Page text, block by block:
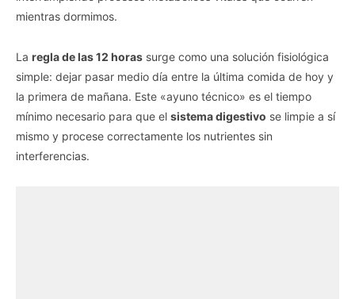
mientras dormimos.
La regla de las 12 horas surge como una solución fisiológica
simple: dejar pasar medio día entre la última comida de hoy y
la primera de mañana. Este «ayuno técnico» es el tiempo
mínimo necesario para que el sistema digestivo se limpie a sí
mismo y procese correctamente los nutrientes sin
interferencias.